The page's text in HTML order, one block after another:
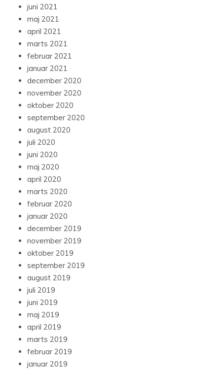
juni 2021
maj 2021
april 2021
marts 2021
februar 2021
januar 2021
december 2020
november 2020
oktober 2020
september 2020
august 2020
juli 2020
juni 2020
maj 2020
april 2020
marts 2020
februar 2020
januar 2020
december 2019
november 2019
oktober 2019
september 2019
august 2019
juli 2019
juni 2019
maj 2019
april 2019
marts 2019
februar 2019
januar 2019